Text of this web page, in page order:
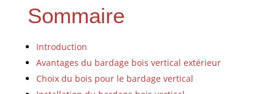
Sommaire
Introduction
Avantages du bardage bois vertical extérieur
Choix du bois pour le bardage vertical